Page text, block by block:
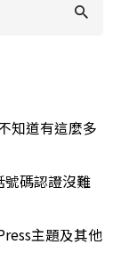
知道有這麼多
號碼認證沒難
主題及其他